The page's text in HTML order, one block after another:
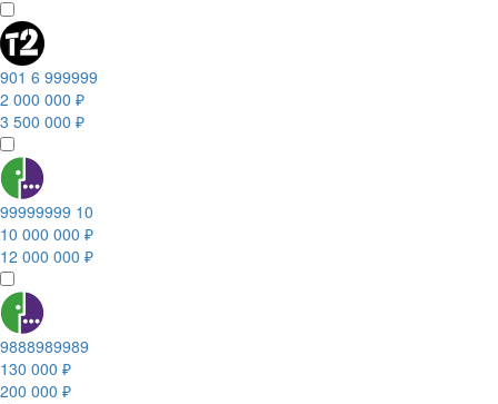
901 6 999999
2 000 000 ₽
3 500 000 ₽
99999999 10
10 000 000 ₽
12 000 000 ₽
9888989989
130 000 ₽
200 000 ₽